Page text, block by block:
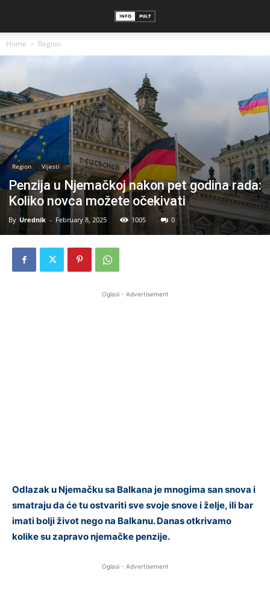
Home Region
Region Vijesti
Penzija u Njemačkoj nakon pet godina rada:
Koliko novca možete očekivati
By Urednik - February 8, 2025 1005 0
Oglasi - Advertisement
Odlazak u Njemačku sa Balkana je mnogima san snova i
smatraju da će tu ostvariti sve svoje snove i želje, ili bar
imati bolji život nego na Balkanu. Danas otkrivamo
kolike su zapravo njemačke penzije.
Oglasi - Advertisement